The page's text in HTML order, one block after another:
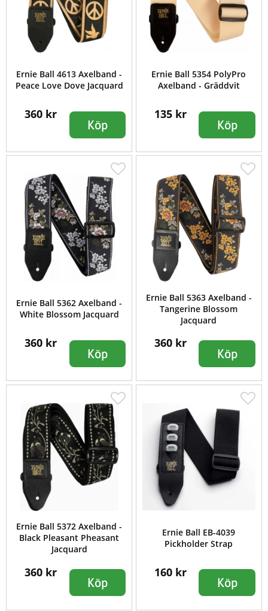
Ernie Ball 4613 Axelband -
Peace Love Dove Jacquard
360 kr
Köp
Ernie Ball 5354 PolyPro
Axelband - Gräddvit
135 kr
Köp
Ernie Ball 5362 Axelband -
White Blossom Jacquard
360 kr
Köp
Ernie Ball 5363 Axelband -
Tangerine Blossom
Jacquard
360 kr
Köp
Ernie Ball 5372 Axelband -
Black Pleasant Pheasant
Jacquard
360 kr
Köp
Ernie Ball EB-4039
Pickholder Strap
160 kr
Köp